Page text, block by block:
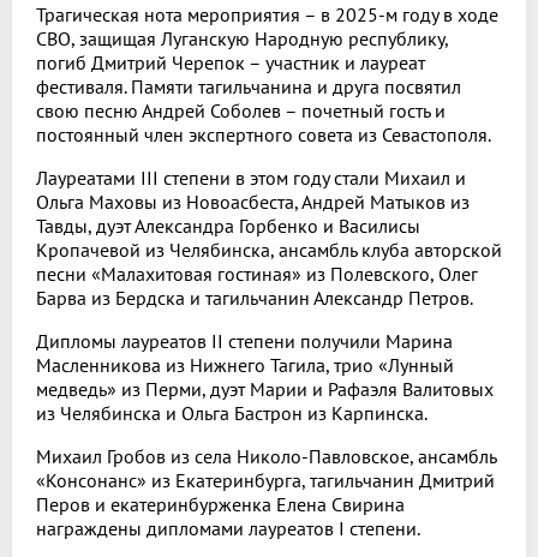
Трагическая нота мероприятия – в 2025-м году в ходе
СВО, защищая Луганскую Народную республику,
погиб Дмитрий Черепок – участник и лауреат
фестиваля. Памяти тагильчанина и друга посвятил
свою песню Андрей Соболев – почетный гость и
постоянный член экспертного совета из Севастополя.
Лауреатами III степени в этом году стали Михаил и
Ольга Маховы из Новоасбеста, Андрей Матыков из
Тавды, дуэт Александра Горбенко и Василисы
Кропачевой из Челябинска, ансамбль клуба авторской
песни «Малахитовая гостиная» из Полевского, Олег
Барва из Бердска и тагильчанин Александр Петров.
Дипломы лауреатов II степени получили Марина
Масленникова из Нижнего Тагила, трио «Лунный
медведь» из Перми, дуэт Марии и Рафаэля Валитовых
из Челябинска и Ольга Бастрон из Карпинска.
Михаил Гробов из села Николо-Павловское, ансамбль
«Консонанс» из Екатеринбурга, тагильчанин Дмитрий
Перов и екатеринбурженка Елена Свирина
награждены дипломами лауреатов I степени.